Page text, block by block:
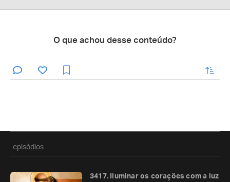
O que achou desse conteúdo?
enviar
episódios
3417. Iluminar os corações com a luz